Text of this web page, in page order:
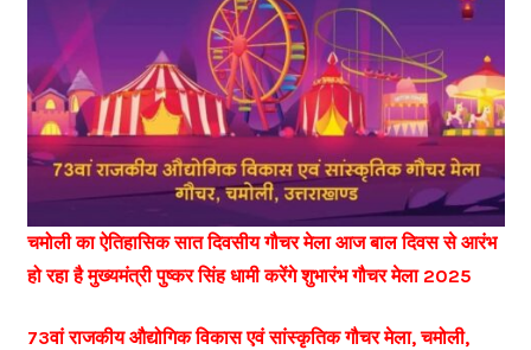
चमोली का ऐतिहासिक सात दिवसीय गौचर मेला आज बाल दिवस से आरंभ
हो रहा है मुख्यमंत्री पुष्कर सिंह धामी करेंगे शुभारंभ गौचर मेला 2025
73वां राजकीय औद्योगिक विकास एवं सांस्कृतिक गौचर मेला, चमोली,